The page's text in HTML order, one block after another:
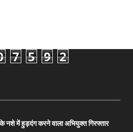
7 5 9 2
नशे में हुड़दंग करने वाला अभियुक्त गिरफ्तार